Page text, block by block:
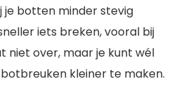
je botten minder stevig
iets breken, vooral bij
niet over, maar je kunt wél
kleiner te maken.